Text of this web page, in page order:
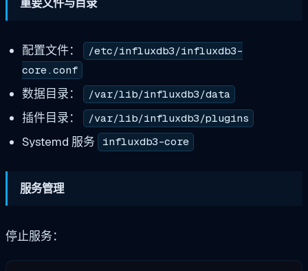
配置文件：
/etc/influxdb3/influxdb3-
core.conf
数据目录： /var/lib/influxdb3/data
插件目录： /var/lib/influxdb3/plugins
Systemd 服务 influxdb3-core
服务管理
停止服务：